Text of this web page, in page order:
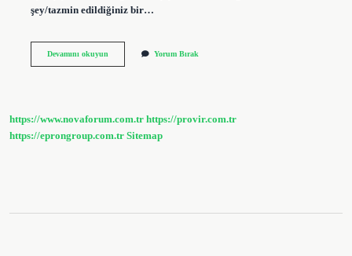
şey/tazmin edildiğiniz bir…
Devamını okuyunKişinin
Mükafat
Yorum Bırak
https://www.novaforum.com.tr https://provir.com.tr
https://eprongroup.com.tr Sitemap